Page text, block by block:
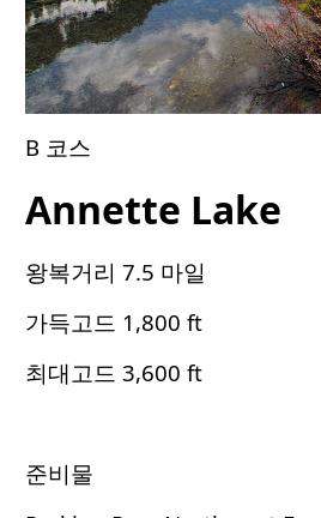
B 코스
Annette Lake
왕복거리 7.5 마일
가득고드 1,800 ft
최대고드 3,600 ft
준비물